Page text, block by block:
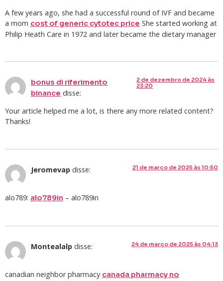
A few years ago, she had a successful round of IVF and became
a mom cost of generic cytotec price She started working at
Philip Heath Care in 1972 and later became the dietary manager
bonus di riferimento
binance disse:
2 de dezembro de 2024 às
23:20
Your article helped me a lot, is there any more related content?
Thanks!
Jeromevap disse: 21 de março de 2025 às 10:50
alo789: alo789in – alo789in
Montealalp disse: 24 de março de 2025 às 04:13
canadian neighbor pharmacy canada pharmacy no